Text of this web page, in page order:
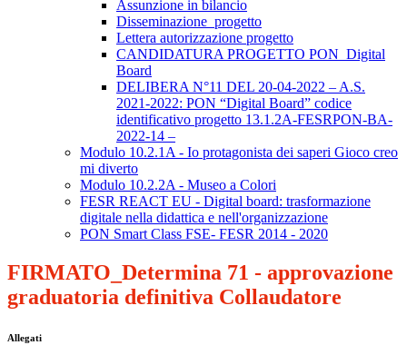
Assunzione in bilancio
Disseminazione_progetto
Lettera autorizzazione progetto
CANDIDATURA PROGETTO PON_Digital
Board
DELIBERA N°11 DEL 20-04-2022 – A.S.
2021-2022: PON “Digital Board” codice
identificativo progetto 13.1.2A-FESRPON-BA-
2022-14 –
Modulo 10.2.1A - Io protagonista dei saperi Gioco creo
mi diverto
Modulo 10.2.2A - Museo a Colori
FESR REACT EU - Digital board: trasformazione
digitale nella didattica e nell'organizzazione
PON Smart Class FSE- FESR 2014 - 2020
FIRMATO_Determina 71 - approvazione
graduatoria definitiva Collaudatore
Allegati